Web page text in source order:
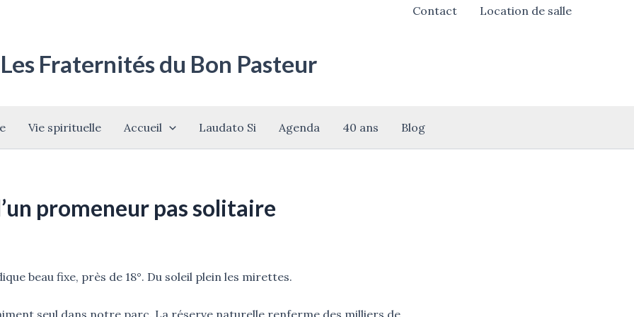
Contact Location de salle
Les Fraternités du Bon Pasteur
Vie spirituelle Accueil Laudato Si Agenda 40 ans Blog
promeneur pas solitaire
beau fixe, près de 18°. Du soleil plein les mirettes.
seul dans notre parc. La réserve naturelle renferme des milliers de